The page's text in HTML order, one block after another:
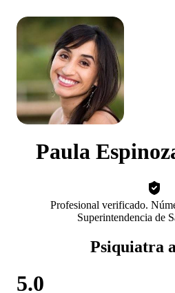
Paula
Profesional verificado.
Superintendencia de
Psiquiatra
5.0